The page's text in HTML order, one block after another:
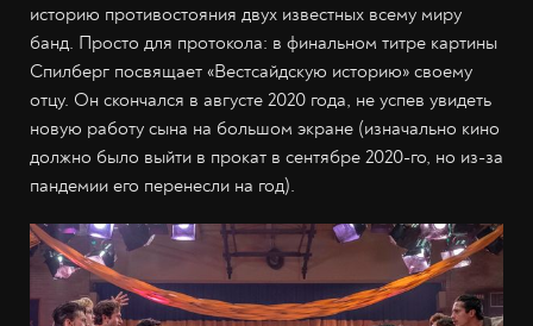
историю противостояния двух известных всему миру
банд. Просто для протокола: в финальном титре картины
Спилберг посвящает «Вестсайдскую историю» своему
отцу. Он скончался в августе 2020 года, не успев увидеть
новую работу сына на большом экране (изначально кино
должно было выйти в прокат в сентябре 2020-го, но из-за
пандемии его перенесли на год).